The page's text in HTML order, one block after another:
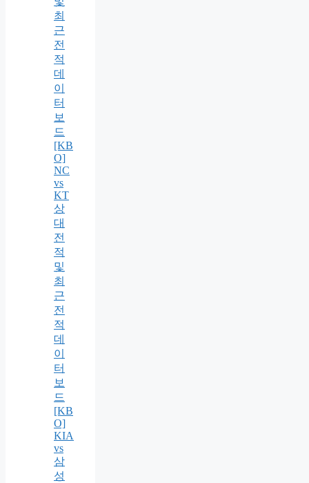
최
근
전
적
데
이
터
보
드
[KB
O]
NC
vs
KT
상
대
전
적
및
최
근
전
적
데
이
터
보
드
[KB
O]
KIA
vs
삼
성